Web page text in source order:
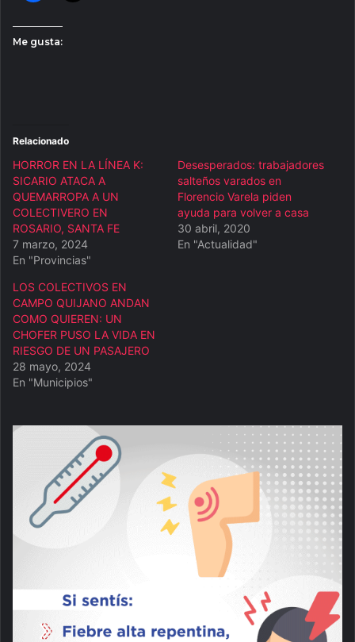
Me gusta:
Relacionado
HORROR EN LA LÍNEA K:
SICARIO ATACA A
QUEMARROPA A UN
COLECTIVERO EN
ROSARIO, SANTA FE
7 marzo, 2024
En "Provincias"
Desesperados: trabajadores
salteños varados en
Florencio Varela piden
ayuda para volver a casa
30 abril, 2020
En "Actualidad"
LOS COLECTIVOS EN
CAMPO QUIJANO ANDAN
COMO QUIEREN: UN
CHOFER PUSO LA VIDA EN
RIESGO DE UN PASAJERO
28 mayo, 2024
En "Municipios"